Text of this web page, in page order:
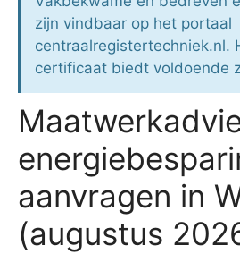
zijn vindbaar op het portaal
centraalregistertechniek.nl.
certificaat biedt voldoende
aanvragen in
(augustus